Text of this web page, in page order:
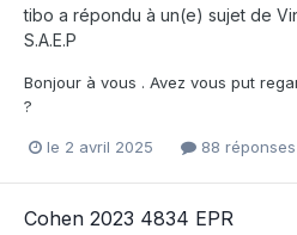
tibo a répondu à un(e) sujet de
S.A.E.P
Bonjour à vous . Avez vous put
?
le 2 avril 2025 88 réponses
Cohen 2023 4834 EPR